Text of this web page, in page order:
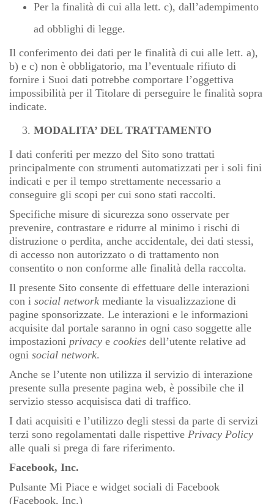
Per la finalità di cui alla lett. c), dall’adempimento
ad obblighi di legge.
Il conferimento dei dati per le finalità di cui alle lett. a),
b) e c) non è obbligatorio, ma l’eventuale rifiuto di
fornire i Suoi dati potrebbe comportare l’oggettiva
impossibilità per il Titolare di perseguire le finalità sopra
indicate.
MODALITA’ DEL TRATTAMENTO
I dati conferiti per mezzo del Sito sono trattati
principalmente con strumenti automatizzati per i soli fini
indicati e per il tempo strettamente necessario a
conseguire gli scopi per cui sono stati raccolti.
Specifiche misure di sicurezza sono osservate per
prevenire, contrastare e ridurre al minimo i rischi di
distruzione o perdita, anche accidentale, dei dati stessi,
di accesso non autorizzato o di trattamento non
consentito o non conforme alle finalità della raccolta.
Il presente Sito consente di effettuare delle interazioni
con i social network mediante la visualizzazione di
pagine sponsorizzate. Le interazioni e le informazioni
acquisite dal portale saranno in ogni caso soggette alle
impostazioni privacy e cookies dell’utente relative ad
ogni social network.
Anche se l’utente non utilizza il servizio di interazione
presente sulla presente pagina web, è possibile che il
servizio stesso acquisisca dati di traffico.
I dati acquisiti e l’utilizzo degli stessi da parte di servizi
terzi sono regolamentati dalle rispettive Privacy Policy
alle quali si prega di fare riferimento.
Facebook, Inc.
Pulsante Mi Piace e widget sociali di Facebook
(Facebook, Inc.)